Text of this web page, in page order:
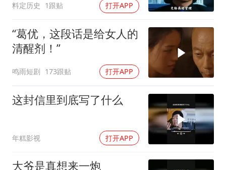
料定历史 1跟贴 打开APP
“葛优，这段话是给女人的
清醒剂！”
鸣雨短剧 173跟贴 打开APP
这封信里到底写了什么
年糕影视 打开APP
大爷是真想来一炮